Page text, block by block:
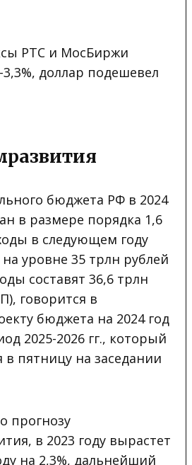
РТС и МосБиржи
доллар подешевел
бюджета РФ в 2024
в размере порядка 1,6
в следующем году
уровне 35 трлн рублей
составят 36,6 трлн
говорится в
бюджета на 2024 год
2025-2026 гг., который
в пятницу на заседании
прогнозу
в 2023 году вырастет
на 2,3%, дальнейший